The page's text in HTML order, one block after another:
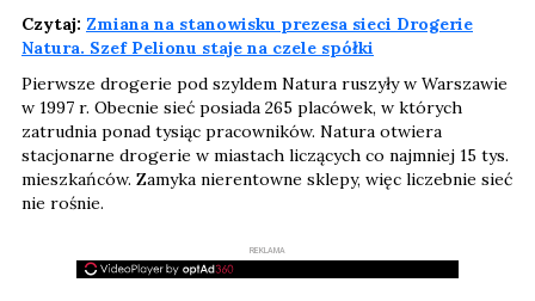
Czytaj: Zmiana na stanowisku prezesa sieci Drogerie
Natura. Szef Pelionu staje na czele spółki
Pierwsze drogerie pod szyldem Natura ruszyły w Warszawie
w 1997 r. Obecnie sieć posiada 265 placówek, w których
zatrudnia ponad tysiąc pracowników. Natura otwiera
stacjonarne drogerie w miastach liczących co najmniej 15 tys.
mieszkańców. Zamyka nierentowne sklepy, więc liczebnie sieć
nie rośnie.
REKLAMA